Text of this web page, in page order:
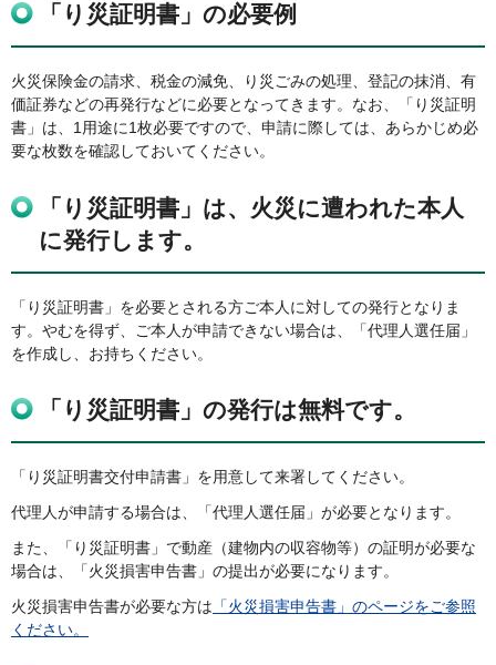
「り災証明書」の必要例
火災保険金の請求、税金の減免、り災ごみの処理、登記の抹消、有
価証券などの再発行などに必要となってきます。なお、「り災証明
書」は、1用途に1枚必要ですので、申請に際しては、あらかじめ必
要な枚数を確認しておいてください。
「り災証明書」は、火災に遭われた本人
に発行します。
「り災証明書」を必要とされる方ご本人に対しての発行となりま
す。やむを得ず、ご本人が申請できない場合は、「代理人選任届」
を作成し、お持ちください。
「り災証明書」の発行は無料です。
「り災証明書交付申請書」を用意して来署してください。
代理人が申請する場合は、「代理人選任届」が必要となります。
また、「り災証明書」で動産（建物内の収容物等）の証明が必要な
場合は、「火災損害申告書」の提出が必要になります。
火災損害申告書が必要な方は 「火災損害申告書」のページをご参照
ください。